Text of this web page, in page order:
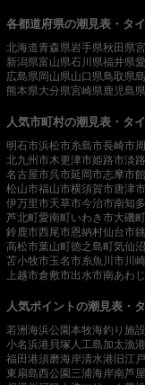
各都道府県の潮見表・タ
北海道青森県岩手県秋田県
新潟県富山県石川県福井県
広島県岡山県山口県鳥取県
熊本県大分県宮崎県 鹿児島県
人気市町村の潮見表・タ
明石市浜松市糸島市長崎市
北九州市木更津市姫路市淡
名古屋市呉市延岡市志摩市
松山市福山市横須賀市唐津市
伊万里市天草市今治市南知
芦北町愛南町いわき市大磯町
鈴鹿市西尾市恩納村仙台市
高松市葉山町徳之島町気仙
苫小牧市玉名市糸魚川市 川
上越市倉敷市出水市南あわ
人気ポイントの潮見表・
若洲海浜公園本牧海釣り施設
小名浜港 貝塚人工島加太漁港
福田港須磨海岸清水港 旧江
東扇島西公園三浦海岸南芦